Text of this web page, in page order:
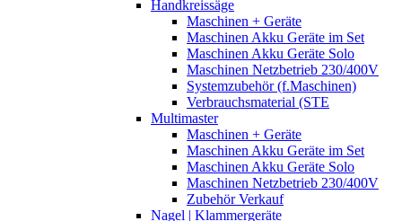
Handkreissäge
Maschinen + Geräte
Maschinen Akku Geräte im Set
Maschinen Akku Geräte Solo
Maschinen Netzbetrieb 230/400V
Systemzubehör (f.Maschinen)
Verbrauchsmaterial (STE
Multimaster
Maschinen + Geräte
Maschinen Akku Geräte im Set
Maschinen Akku Geräte Solo
Maschinen Netzbetrieb 230/400V
Zubehör Verkauf
Nagel | Klammergeräte